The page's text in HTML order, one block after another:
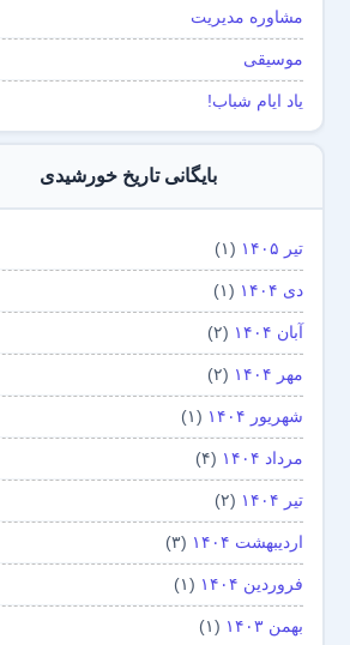
مشاوره مدیریت
موسیقی
یاد ایام شباب!
بایگانی تاریخ خورشیدی
تیر ۱۴۰۵ (۱)
دی ۱۴۰۴ (۱)
آبان ۱۴۰۴ (۲)
مهر ۱۴۰۴ (۲)
شهریور ۱۴۰۴ (۱)
مرداد ۱۴۰۴ (۴)
تیر ۱۴۰۴ (۲)
اردیبهشت ۱۴۰۴ (۳)
فروردین ۱۴۰۴ (۱)
بهمن ۱۴۰۳ (۱)